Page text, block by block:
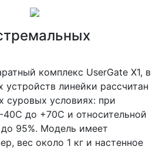
комплекс UserGate X1, в
устройств линейки рассчитан
суровых условиях: при
до +70C и относительной
95%. Модель имеет
вес около 1 кг и настенное